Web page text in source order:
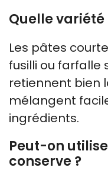
Quelle
Les pâtes
fusilli ou farfalle
retiennent bien
mélangent
ingrédients.
Peut-on
conserve ?